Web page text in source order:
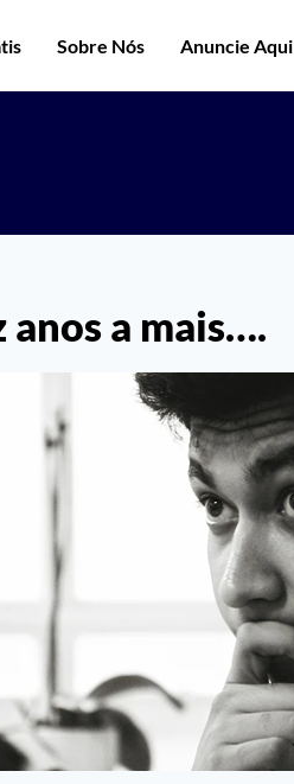
Sobre Nós Anuncie Aqui
anos a mais….